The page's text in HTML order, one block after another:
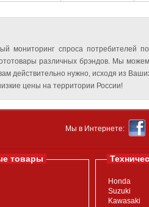
мониторинг спроса потребителей
различных брэндов. Мы
действительно нужно, исходя из
цены на территории России!
Мы в Интернете:
товары
Honda
Suzuki
Kawasaki